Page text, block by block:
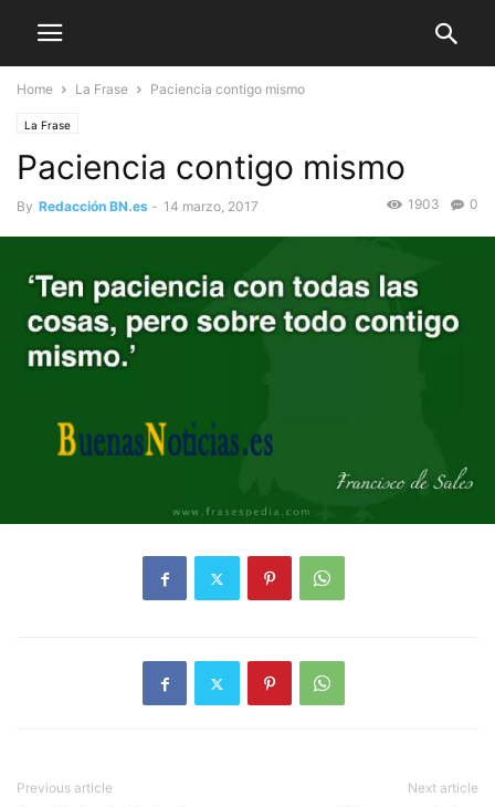
Home La Frase Paciencia contigo mismo
La Frase
Paciencia contigo mismo
By Redacción BN.es - 14 marzo, 2017 0
1903
Previous article Next article